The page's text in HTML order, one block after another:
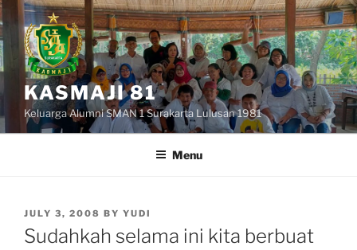
Skip
to
content
KASMAJI 81
Keluarga Alumni SMAN 1 Surakarta Lulusan 1981
Menu
POSTED
ON
JULY 3, 2008 BY YUDI
Sudahkah selama ini kita berbuat